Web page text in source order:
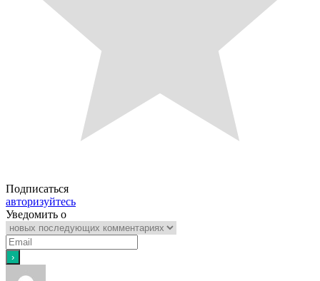
Подписаться
авторизуйтесь
Уведомить о